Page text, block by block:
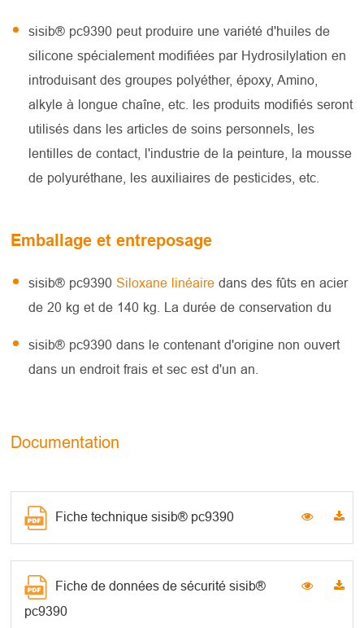
sisib® pc9390 peut produire une variété d'huiles de
silicone spécialement modifiées par Hydrosilylation en
introduisant des groupes polyéther, époxy, Amino,
alkyle à longue chaîne, etc. les produits modifiés seront
utilisés dans les articles de soins personnels, les
lentilles de contact, l'industrie de la peinture, la mousse
de polyuréthane, les auxiliaires de pesticides, etc.
Emballage et entreposage
sisib® pc9390Siloxane linéairedans des fûts en acier
de 20 kg et de 140 kg. La durée de conservation du
sisib® pc9390 dans le contenant d'origine non ouvert
dans un endroit frais et sec est d'un an.
Documentation
Fiche technique sisib® pc9390
Fiche de données de sécurité sisib®
pc9390